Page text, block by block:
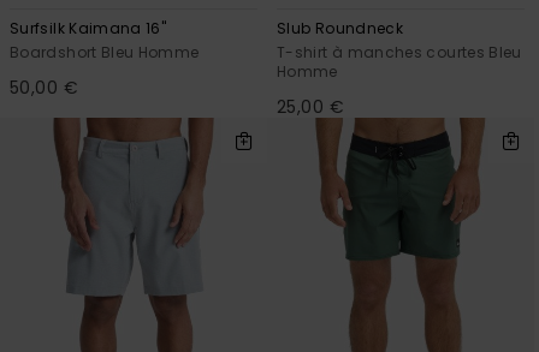
Surfsilk Kaimana 16"
Boardshort Bleu Homme
50,00 €
Slub Roundneck
T-shirt à manches courtes Bleu
Homme
25,00 €